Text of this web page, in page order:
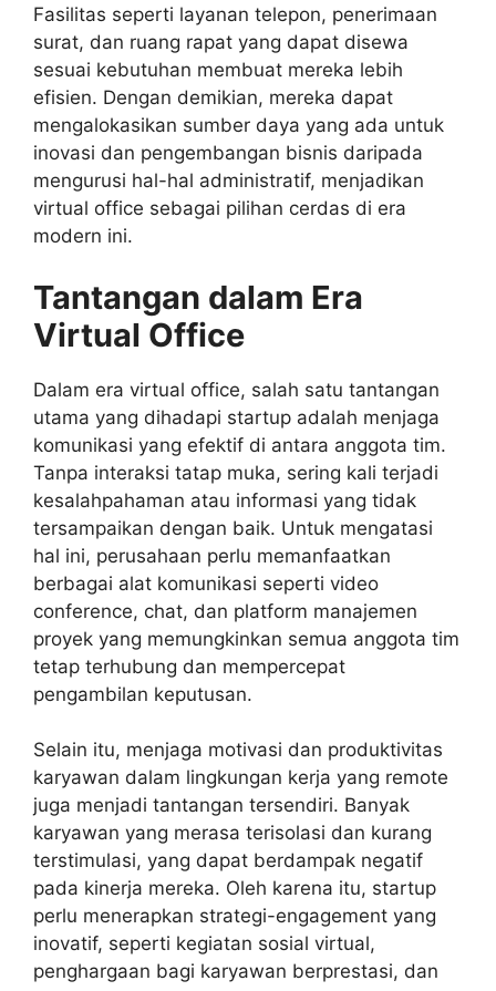
Fasilitas seperti layanan telepon, penerimaan
surat, dan ruang rapat yang dapat disewa
sesuai kebutuhan membuat mereka lebih
efisien. Dengan demikian, mereka dapat
mengalokasikan sumber daya yang ada untuk
inovasi dan pengembangan bisnis daripada
mengurusi hal-hal administratif, menjadikan
virtual office sebagai pilihan cerdas di era
modern ini.
Tantangan dalam Era
Virtual Office
Dalam era virtual office, salah satu tantangan
utama yang dihadapi startup adalah menjaga
komunikasi yang efektif di antara anggota tim.
Tanpa interaksi tatap muka, sering kali terjadi
kesalahpahaman atau informasi yang tidak
tersampaikan dengan baik. Untuk mengatasi
hal ini, perusahaan perlu memanfaatkan
berbagai alat komunikasi seperti video
conference, chat, dan platform manajemen
proyek yang memungkinkan semua anggota tim
tetap terhubung dan mempercepat
pengambilan keputusan.
Selain itu, menjaga motivasi dan produktivitas
karyawan dalam lingkungan kerja yang remote
juga menjadi tantangan tersendiri. Banyak
karyawan yang merasa terisolasi dan kurang
terstimulasi, yang dapat berdampak negatif
pada kinerja mereka. Oleh karena itu, startup
perlu menerapkan strategi-engagement yang
inovatif, seperti kegiatan sosial virtual,
penghargaan bagi karyawan berprestasi, dan